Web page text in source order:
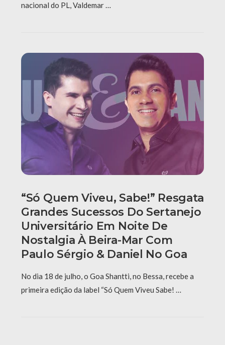
nacional do PL, Valdemar …
“Só Quem Viveu, Sabe!” Resgata
Grandes Sucessos Do Sertanejo
Universitário Em Noite De
Nostalgia À Beira-Mar Com
Paulo Sérgio & Daniel No Goa
No dia 18 de julho, o Goa Shantti, no Bessa, recebe a
primeira edição da label “Só Quem Viveu Sabe! …